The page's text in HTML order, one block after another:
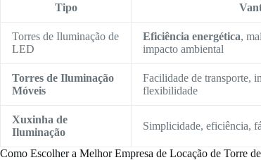
Tipo
Torres de Iluminação de
LED
Eficiência energética,
impacto ambiental
Torres de Iluminação
Móveis
Facilidade de transporte,
flexibilidade
Xuxinha de
Iluminação
Simplicidade, eficiência,
Como Escolher a Melhor Empresa de Locação de Torre